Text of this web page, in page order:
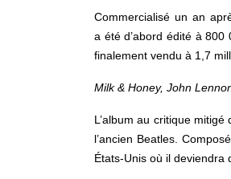
Commercialisé un an
a été d’abord édité à
finalement vendu à 1,7
Milk & Honey, John
L’album au critique
l’ancien Beatles.
États-Unis où il deviendra